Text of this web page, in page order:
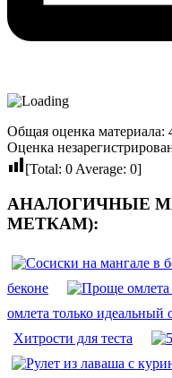
Общая оценка материала:
Оценка
[Total: 0 Average: 0]
АНАЛОГИЧНЫЕ
МЕТКАМ):
беконе
омлета только идеальный
Хитрости для теста